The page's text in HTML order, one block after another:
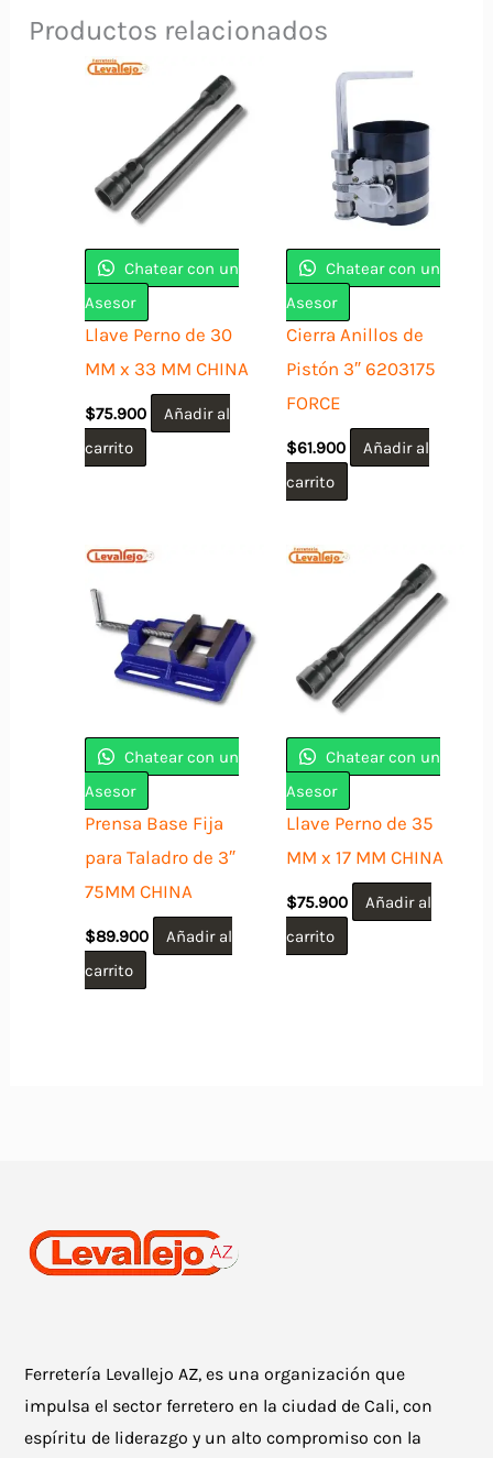
Productos relacionados
Chatear con un
Asesor
Llave Perno de 30
MM x 33 MM CHINA
$75.900
Añadir al
carrito
Chatear con un
Asesor
Cierra Anillos de
Pistón 3″ 6203175
FORCE
$61.900
Añadir al
carrito
Chatear con un
Asesor
Prensa Base Fija
para Taladro de 3″
75MM CHINA
$89.900
Añadir al
carrito
Chatear con un
Asesor
Llave Perno de 35
MM x 17 MM CHINA
$75.900
Añadir al
carrito
Ferretería Levallejo AZ, es una organización que
impulsa el sector ferretero en la ciudad de Cali, con
espíritu de liderazgo y un alto compromiso con la